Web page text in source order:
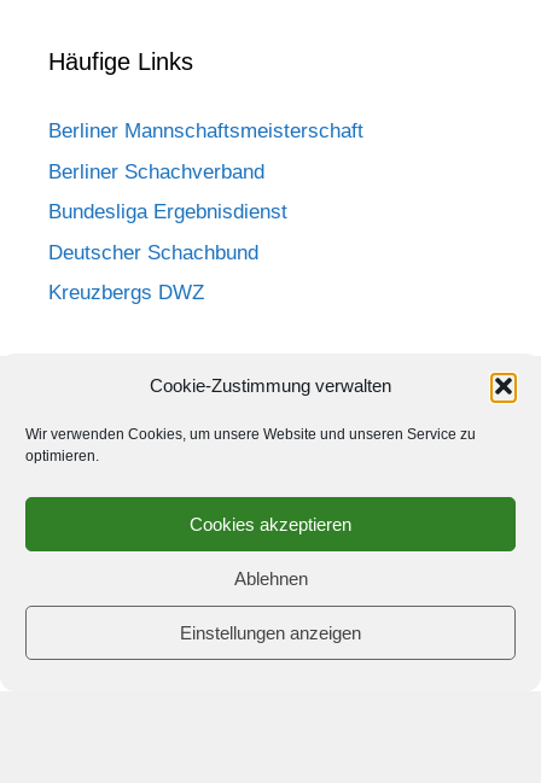
Cookie-Zustimmung verwalten
Wir verwenden Cookies, um unsere Website und unseren Service zu
optimieren.
Cookies akzeptieren
Ablehnen
Einstellungen anzeigen
Häufige Links
Berliner Mannschaftsmeisterschaft
Berliner Schachverband
Bundesliga Ergebnisdienst
Deutscher Schachbund
Kreuzbergs DWZ
Anmelden >>